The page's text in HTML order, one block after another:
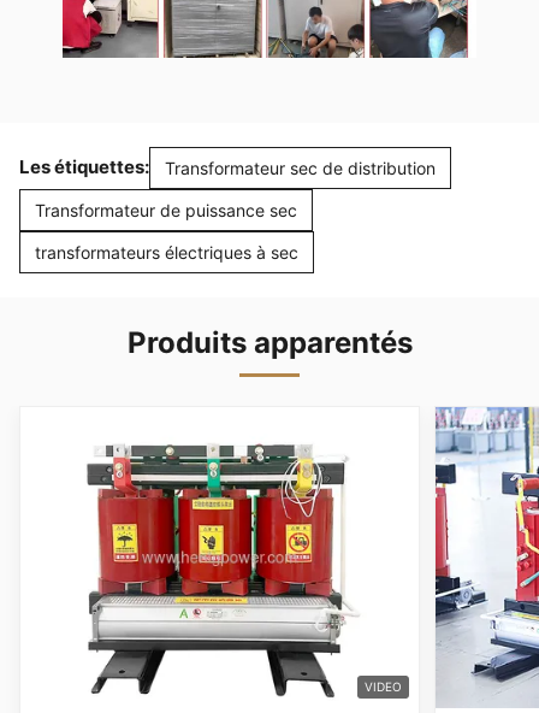
Les étiquettes: Transformateur sec de distribution
Transformateur de puissance sec
transformateurs électriques à sec
Produits apparentés
VIDEO